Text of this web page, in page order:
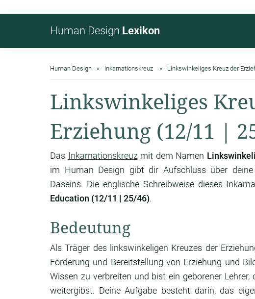
Human Design Lexikon
Human Design Inkarnationskreuz Linkswinkeliges Kreuz der
Linkswinkeliges
Erziehung (12/11 |
Das Inkarnationskreuz mit dem Namen
im Human Design gibt dir Aufschluss über
Daseins. Die englische Schreibweise dieses
Education (12/11 | 25/46).
Bedeutung
Als Träger des linkswinkeligen Kreuzes der
Förderung und Bereitstellung von Erziehung und
Wissen zu verbreiten und bist ein geborener
weitergibst. Deine Aufgabe besteht darin, das